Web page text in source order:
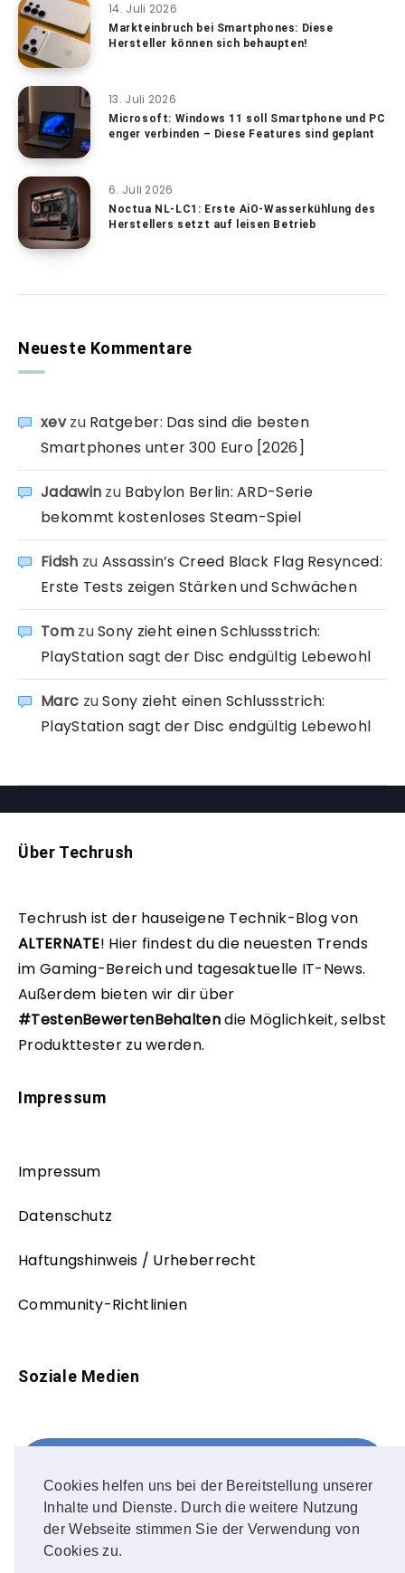
Cookies helfen uns bei der Bereitstellung unserer
Inhalte und Dienste. Durch die weitere Nutzung
der Webseite stimmen Sie der Verwendung von
Cookies zu.
14. Juli 2026
Markteinbruch bei Smartphones: Diese
Hersteller können sich behaupten!
13. Juli 2026
Microsoft: Windows 11 soll Smartphone und PC
enger verbinden – Diese Features sind geplant
6. Juli 2026
Noctua NL-LC1: Erste AiO-Wasserkühlung des
Herstellers setzt auf leisen Betrieb
Neueste Kommentare
xevzu Ratgeber: Das sind die besten
Smartphones unter 300 Euro [2026]
Jadawin zu Babylon Berlin: ARD-Serie
bekommt kostenloses Steam-Spiel
Fidsh zu Assassin’s Creed Black Flag Resynced:
Erste Tests zeigen Stärken und Schwächen
TomzuSony zieht einen Schlussstrich:
PlayStation sagt der Disc endgültig Lebewohl
Marc zuSony zieht einen Schlussstrich:
PlayStation sagt der Disc endgültig Lebewohl
Über Techrush
Techrush ist der hauseigene Technik-Blog von
ALTERNATE! Hier findest du die neuesten Trends
im Gaming-Bereich und tagesaktuelle IT-News.
Außerdem bieten wir dir über
#TestenBewertenBehaltendie Möglichkeit, selbst
Produkttester zu werden.
Impressum
Impressum
Datenschutz
Haftungshinweis / Urheberrecht
Community-Richtlinien
Soziale Medien
FOLLOW ME!
Instagram
OUR PHOTOS!